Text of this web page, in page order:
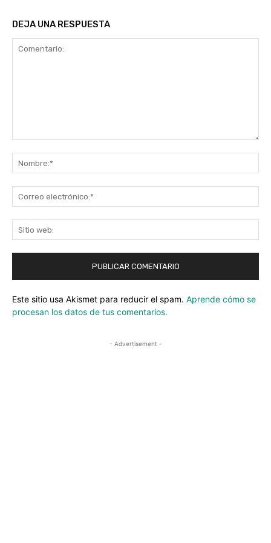
DEJA UNA RESPUESTA
Este sitio usa Akismet para reducir el spam. Aprende cómo se
procesan los datos de tus comentarios.
- Advertisement -